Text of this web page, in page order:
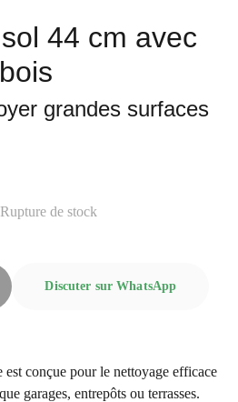
44 cm avec
grandes surfaces
Rupture de stock
Discuter sur WhatsApp
est conçue pour le nettoyage efficace
garages, entrepôts ou terrasses.